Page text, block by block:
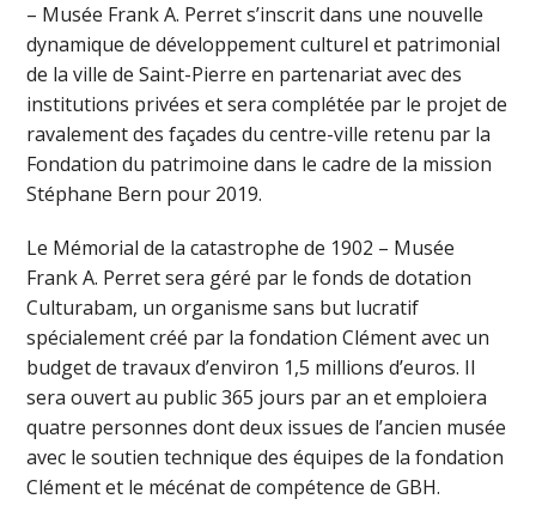
– Musée Frank A. Perret s’inscrit dans une nouvelle
dynamique de développement culturel et patrimonial
de la ville de Saint-Pierre en partenariat avec des
institutions privées et sera complétée par le projet de
ravalement des façades du centre-ville retenu par la
Fondation du patrimoine dans le cadre de la mission
Stéphane Bern pour 2019.
Le Mémorial de la catastrophe de 1902 – Musée
Frank A. Perret sera géré par le fonds de dotation
Culturabam, un organisme sans but lucratif
spécialement créé par la fondation Clément avec un
budget de travaux d’environ 1,5 millions d’euros. Il
sera ouvert au public 365 jours par an et emploiera
quatre personnes dont deux issues de l’ancien musée
avec le soutien technique des équipes de la fondation
Clément et le mécénat de compétence de GBH.